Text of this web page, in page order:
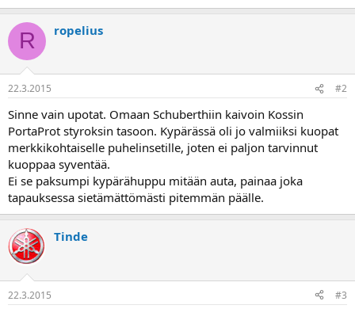
R ropelius
22.3.2015 #2
Sinne vain upotat. Omaan Schuberthiin kaivoin Kossin
PortaProt styroksin tasoon. Kypärässä oli jo valmiiksi kuopat
merkkikohtaiselle puhelinsetille, joten ei paljon tarvinnut
kuoppaa syventää.
Ei se paksumpi kypärähuppu mitään auta, painaa joka
tapauksessa sietämättömästi pitemmän päälle.
Tinde
22.3.2015 #3